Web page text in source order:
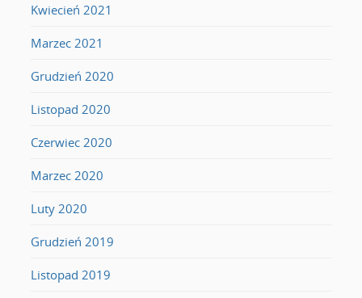
Kwiecień 2021
Marzec 2021
Grudzień 2020
Listopad 2020
Czerwiec 2020
Marzec 2020
Luty 2020
Grudzień 2019
Listopad 2019